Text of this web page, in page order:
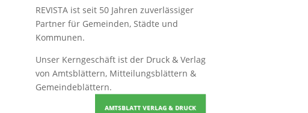
REVISTA ist seit 50 Jahren zuverlässiger
Partner für Gemeinden, Städte und
Kommunen.
Unser Kerngeschäft ist der Druck & Verlag
von Amtsblättern, Mitteilungsblättern &
Gemeindeblättern.
AMTSBLATT VERLAG & DRUCK